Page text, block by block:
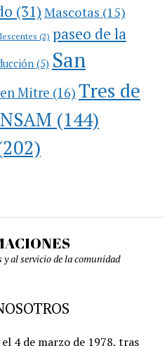
(31) Mascotas (15)
(2) paseo de la
(5) San
Mitre (16) Tres de
(144)
al servicio de la comunidad
4 de marzo de 1978, tras